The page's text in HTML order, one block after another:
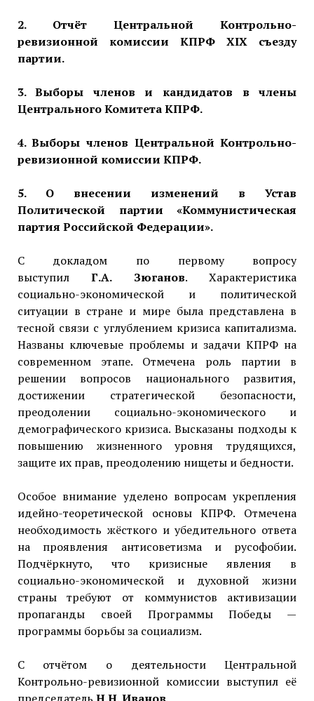
2. Отчёт Центральной Контрольно-
ревизионной комиссии КПРФ ХІХ съезду
партии.
3. Выборы членов и кандидатов в члены
Центрального Комитета КПРФ.
4. Выборы членов Центральной Контрольно-
ревизионной комиссии КПРФ.
5. О внесении изменений в Устав
Политической партии «Коммунистическая
партия Российской Федерации».
С докладом по первому вопросу
выступил Г.А. Зюганов. Характеристика
социально-экономической и политической
ситуации в стране и мире была представлена в
тесной связи с углублением кризиса капитализма.
Названы ключевые проблемы и задачи КПРФ на
современном этапе. Отмечена роль партии в
решении вопросов национального развития,
достижении стратегической безопасности,
преодолении социально-экономического и
демографического кризиса. Высказаны подходы к
повышению жизненного уровня трудящихся,
защите их прав, преодолению нищеты и бедности.
Особое внимание уделено вопросам укрепления
идейно-теоретической основы КПРФ. Отмечена
необходимость жёсткого и убедительного ответа
на проявления антисоветизма и русофобии.
Подчёркнуто, что кризисные явления в
социально-экономической и духовной жизни
страны требуют от коммунистов активизации
пропаганды своей Программы Победы —
программы борьбы за социализм.
С отчётом о деятельности Центральной
Контрольно-ревизионной комиссии выступил её